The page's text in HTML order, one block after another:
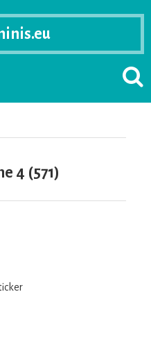
4 (571)